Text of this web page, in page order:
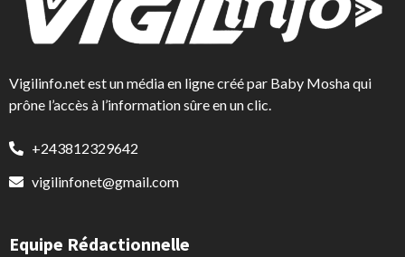
Vigilinfo.net est un média en ligne créé par Baby Mosha qui
prône l’accès à l’information sûre en un clic.
+243812329642
vigilinfonet@gmail.com
Equipe Rédactionnelle